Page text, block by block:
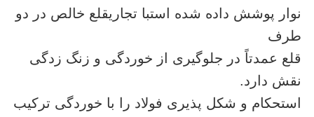
نوار پوشش داده شده استبا تجاریقلع خالص در دو
طرف
قلع عمدتاً در جلوگیری از خوردگی و زنگ زدگی
نقش دارد.
استحکام و شکل پذیری فولاد را با خوردگی ترکیب